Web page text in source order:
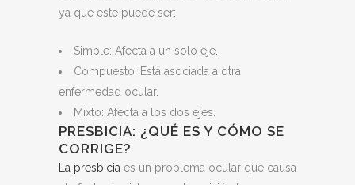
ya que este puede ser:
Simple: Afecta a un solo eje.
Compuesto: Está asociada a otra
enfermedad ocular.
Mixto: Afecta a los dos ejes.
PRESBICIA: ¿QUÉ ES Y CÓMO SE
CORRIGE?
La presbicia es un problema ocular que causa